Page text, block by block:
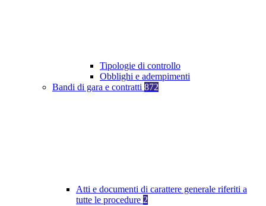
Tipologie di controllo
Obblighi e adempimenti
Bandi di gara e contratti 872
Atti e documenti di carattere generale riferiti a
tutte le procedure 2